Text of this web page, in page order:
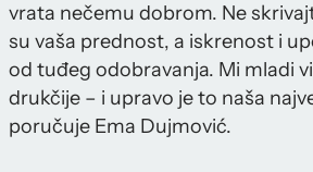
vrata nečemu dobrom. Ne
su vaša prednost, a iskrenost i
od tuđeg odobravanja. Mi mladi
drukčije – i upravo je to naša
poručuje Ema Dujmović.